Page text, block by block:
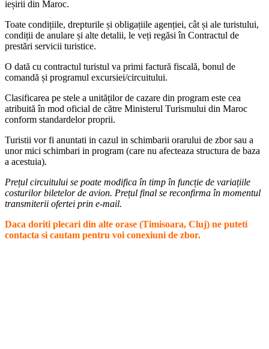
ieșirii din Maroc.
Toate condițiile, drepturile și obligațiile agenției, cât și ale turistului,
condiții de anulare și alte detalii, le veți regăsi în Contractul de
prestări servicii turistice.
O dată cu contractul turistul va primi factură fiscală, bonul de
comandă și programul excursiei/circuitului.
Clasificarea pe stele a unităților de cazare din program este cea
atribuită în mod oficial de către Ministerul Turismului din Maroc
conform standardelor proprii.
Turistii vor fi anuntati in cazul in schimbarii orarului de zbor sau a
unor mici schimbari in program (care nu afecteaza structura de baza
a acestuia).
Prețul circuitului se poate modifica în timp în funcție de variațiile
costurilor biletelor de avion. Prețul final se reconfirma în momentul
transmiterii ofertei prin e-mail.
Daca doriti plecari din alte orase (Timisoara, Cluj) ne puteti
contacta si cautam pentru voi conexiuni de zbor.